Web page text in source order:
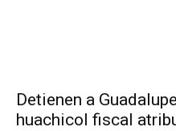
Detienen a
huachicol fiscal